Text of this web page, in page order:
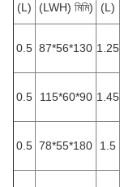
(L)
(LWH) মিমি)
(L)
0.5 87*56*130 1.25
0.5 115*60*90 1.45
0.5 78*55*180 1.5